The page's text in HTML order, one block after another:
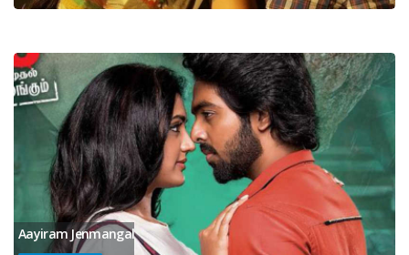
Aayiram Jenmangal